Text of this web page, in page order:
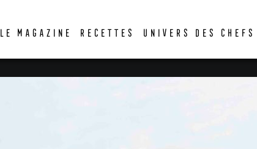
LE MAGAZINE RECETTES UNIVERS DES CHEFS